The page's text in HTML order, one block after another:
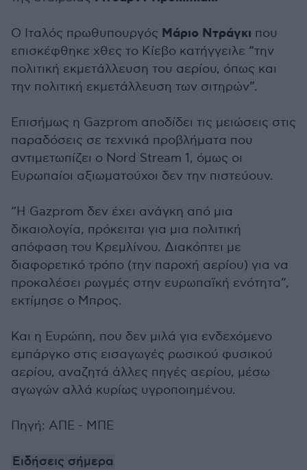
Ο Ιταλός πρωθυπουργός Μάριο Ντράγκι που
επισκέφθηκε χθες το Κίεβο κατήγγειλε “την
πολιτική εκμετάλλευση του αερίου, όπως και
την πολιτική εκμετάλλευση των σιτηρών”.
Επισήμως η Gazprom αποδίδει τις μειώσεις στις
παραδόσεις σε τεχνικά προβλήματα που
αντιμετωπίζει ο Nord Stream 1, όμως οι
Ευρωπαίοι αξιωματούχοι δεν την πιστεύουν.
“Η Gazprom δεν έχει ανάγκη από μια
δικαιολογία, πρόκειται για μια πολιτική
απόφαση του Κρεμλίνου. Διακόπτει με
διαφορετικό τρόπο (την παροχή αερίου) για να
προκαλέσει ρωγμές στην ευρωπαϊκή ενότητα”,
εκτίμησε ο Μπρος.
Και η Ευρώπη, που δεν μιλά για ενδεχόμενο
εμπάργκο στις εισαγωγές ρωσικού φυσικού
αερίου, αναζητά άλλες πηγές αερίου, μέσω
αγωγών αλλά κυρίως υγροποιημένου.
Πηγή: ΑΠΕ - ΜΠΕ
Ειδήσεις σήμερα